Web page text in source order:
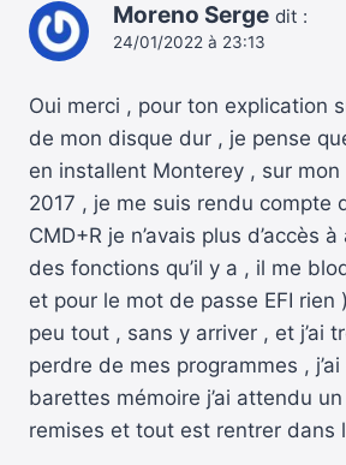
Moreno Serge dit :
24/01/2022 à 23:13
Oui merci , pour ton explication
de mon disque dur , je pense
en installent Monterey , sur mon
2017 , je me suis rendu compte
CMD+R je n’avais plus d’accès
des fonctions qu’il y a , il me
et pour le mot de passe EFI rien
peu tout , sans y arriver , et j’ai
perdre de mes programmes ,
barettes mémoire j’ai attendu
remises et tout est rentrer dans